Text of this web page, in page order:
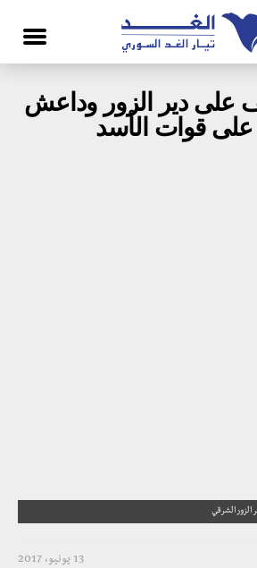
على دير الزور وداعش
قوات الأسد
الشرقي
13 يونيو، 2017